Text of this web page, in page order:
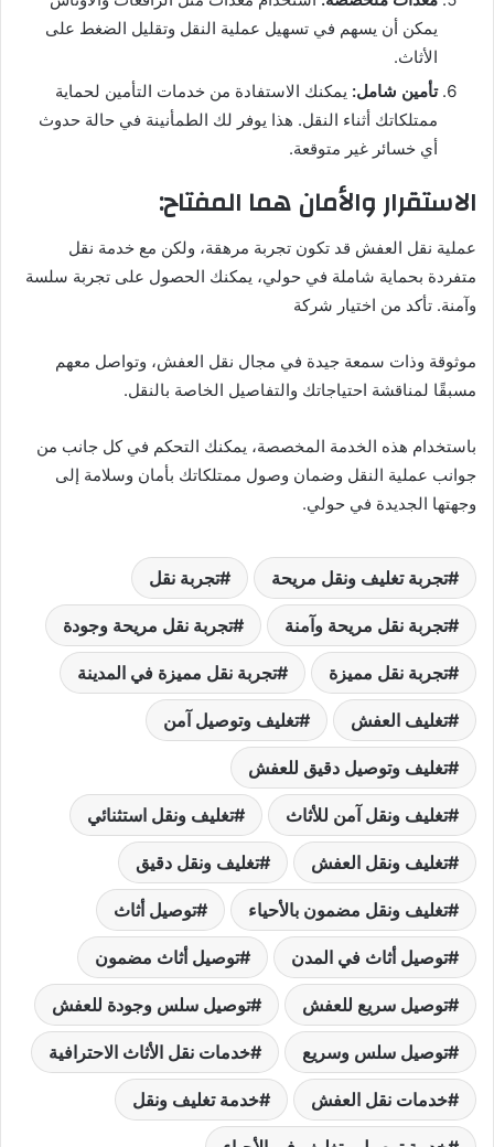
يمكن أن يسهم في تسهيل عملية النقل وتقليل الضغط على
الأثاث.
تأمين شامل: يمكنك الاستفادة من خدمات التأمين لحماية
ممتلكاتك أثناء النقل. هذا يوفر لك الطمأنينة في حالة حدوث
أي خسائر غير متوقعة.
الاستقرار والأمان هما المفتاح:
عملية نقل العفش قد تكون تجربة مرهقة، ولكن مع خدمة نقل
متفردة بحماية شاملة في حولي، يمكنك الحصول على تجربة سلسة
وآمنة. تأكد من اختيار شركة
موثوقة وذات سمعة جيدة في مجال نقل العفش، وتواصل معهم
مسبقًا لمناقشة احتياجاتك والتفاصيل الخاصة بالنقل.
باستخدام هذه الخدمة المخصصة، يمكنك التحكم في كل جانب من
جوانب عملية النقل وضمان وصول ممتلكاتك بأمان وسلامة إلى
وجهتها الجديدة في حولي.
تجربة تغليف ونقل مريحة تجربة نقل
تجربة نقل مريحة وآمنة تجربة نقل مريحة وجودة
تجربة نقل مميزة تجربة نقل مميزة في المدينة
تغليف العفش تغليف وتوصيل آمن
تغليف وتوصيل دقيق للعفش
تغليف ونقل آمن للأثاث تغليف ونقل استثنائي
تغليف ونقل العفش تغليف ونقل دقيق
تغليف ونقل مضمون بالأحياء توصيل أثاث
توصيل أثاث في المدن توصيل أثاث مضمون
توصيل سريع للعفش توصيل سلس وجودة للعفش
توصيل سلس وسريع خدمات نقل الأثاث الاحترافية
خدمات نقل العفش خدمة تغليف ونقل